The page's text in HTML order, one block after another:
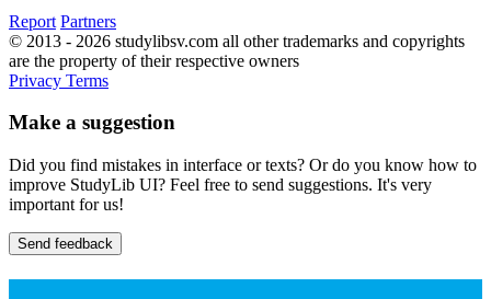
Report Partners
© 2013 - 2026 studylibsv.com all other trademarks and copyrights
are the property of their respective owners
Privacy Terms
Make a suggestion
Did you find mistakes in interface or texts? Or do you know how to
improve StudyLib UI? Feel free to send suggestions. It's very
important for us!
Send feedback